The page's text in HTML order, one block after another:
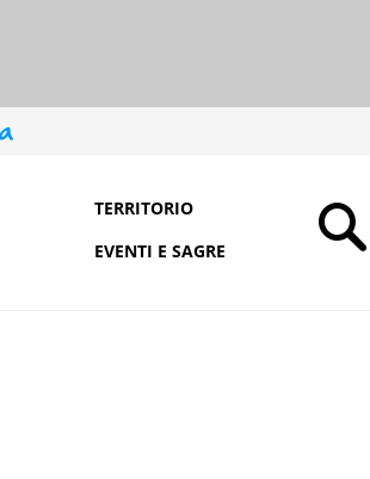
TERRITORIO
EVENTI E SAGRE